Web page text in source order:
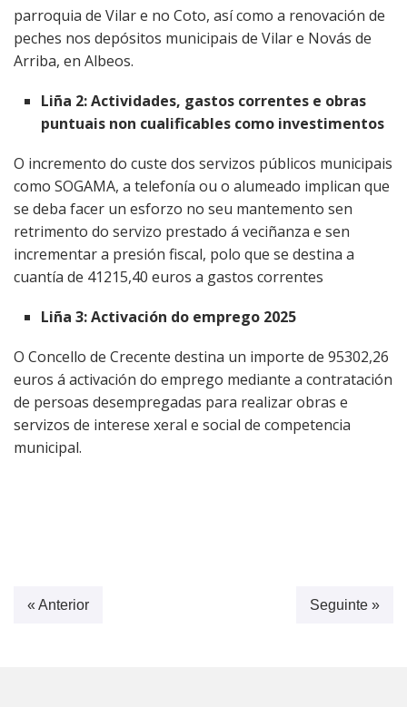
parroquia de Vilar e no Coto, así como a renovación de
peches nos depósitos municipais de Vilar e Novás de
Arriba, en Albeos.
Liña 2: Actividades, gastos correntes e obras
puntuais non cualificables como investimentos
O incremento do custe dos servizos públicos municipais
como SOGAMA, a telefonía ou o alumeado implican que
se deba facer un esforzo no seu mantemento sen
retrimento do servizo prestado á veciñanza e sen
incrementar a presión fiscal, polo que se destina a
cuantía de 41215,40 euros a gastos correntes
Liña 3: Activación do emprego 2025
O Concello de Crecente destina un importe de 95302,26
euros á activación do emprego mediante a contratación
de persoas desempregadas para realizar obras e
servizos de interese xeral e social de competencia
municipal.
« Anterior Seguinte »